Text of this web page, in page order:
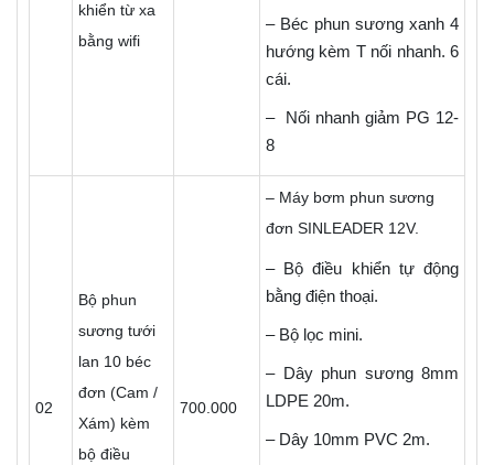
khiển từ xa
bằng wifi
– Béc phun sương xanh 4
hướng kèm T nối nhanh. 6
cái.
– Nối nhanh giảm PG 12-
8
02
Bộ phun
sương tưới
lan 10 béc
đơn (Cam /
Xám) kèm
bộ điều
700.000
– Máy bơm phun sương
đơn SINLEADER 12V.
– Bộ điều khiển tự động
bằng điện thoại.
– Bộ lọc mini.
– Dây phun sương 8mm
LDPE 20m.
– Dây 10mm PVC 2m.